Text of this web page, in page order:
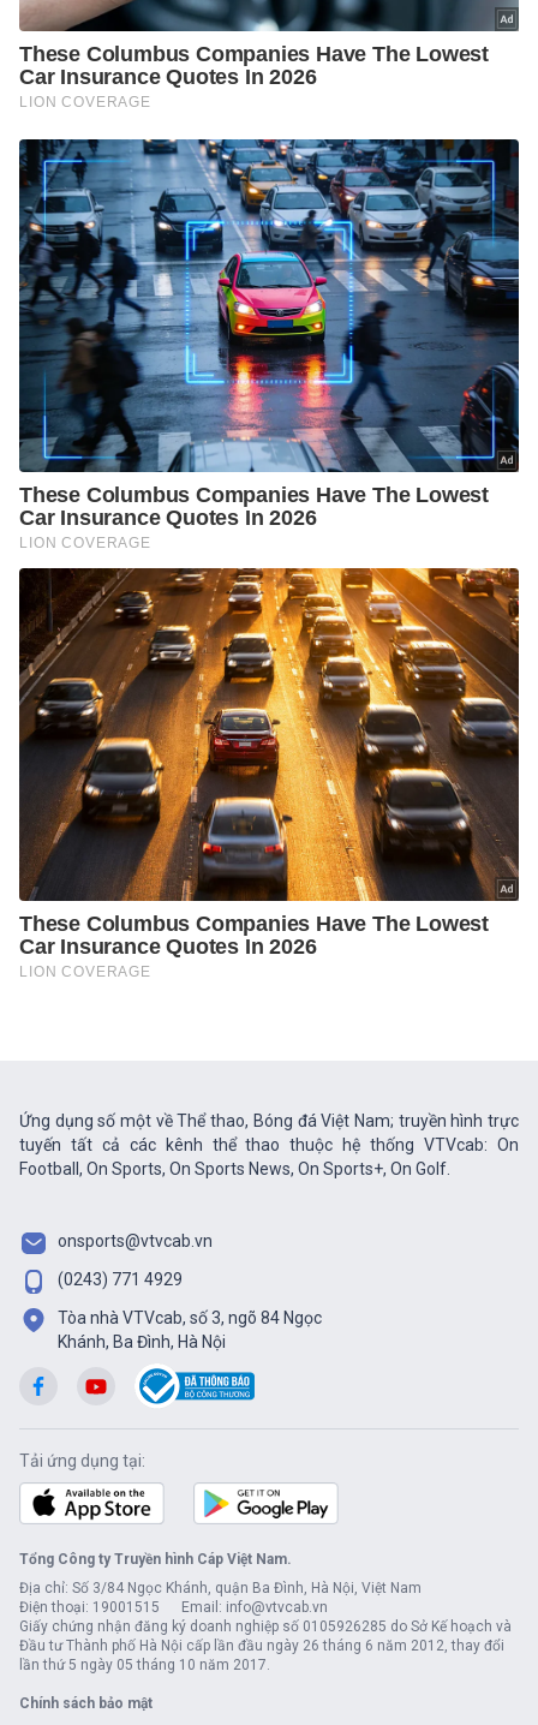
Ứng dụng số một về Thể thao, Bóng đá Việt Nam; truyền hình trực
tuyến tất cả các kênh thể thao thuộc hệ thống VTVcab: On
Football, On Sports, On Sports News, On Sports+, On Golf.
onsports@vtvcab.vn
(0243) 771 4929
Tòa nhà VTVcab, số 3, ngõ 84 Ngọc
Khánh, Ba Đình, Hà Nội
Tổng Công ty Truyền hình Cáp Việt Nam.
Địa chỉ: Số 3/84 Ngọc Khánh, quận Ba Đình, Hà Nội, Việt Nam
Điện thoại: 19001515 Email: info@vtvcab.vn
Giấy chứng nhận đăng ký doanh nghiệp số 0105926285 do Sở Kế hoạch và
Đầu tư Thành phố Hà Nội cấp lần đầu ngày 26 tháng 6 năm 2012, thay đổi
lần thứ 5 ngày 05 tháng 10 năm 2017.
Chính sách bảo mật
Tải ứng dụng tại: